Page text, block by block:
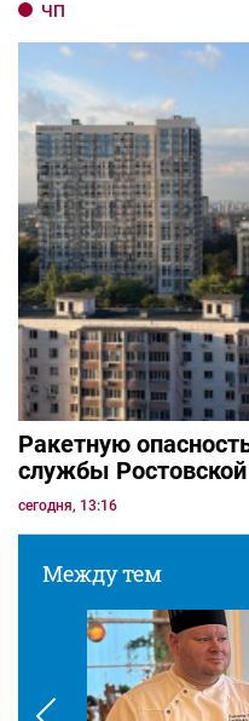
ЧП
Ракетную
службы Ростовской
сегодня, 13:16
Между тем